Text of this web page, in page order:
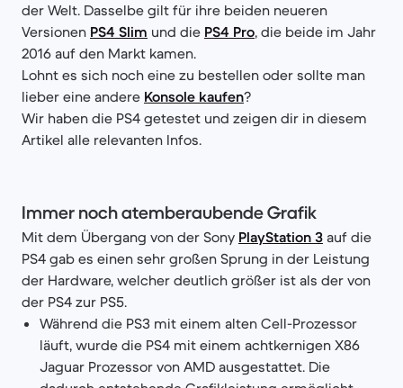
der Welt. Dasselbe gilt für ihre beiden neueren
Versionen PS4 Slim und die PS4 Pro, die beide im Jahr
2016 auf den Markt kamen.
Lohnt es sich noch eine zu bestellen oder sollte man
lieber eine andere Konsole kaufen?
Wir haben die PS4 getestet und zeigen dir in diesem
Artikel alle relevanten Infos.
Immer noch atemberaubende Grafik
Mit dem Übergang von der Sony PlayStation 3 auf die
PS4 gab es einen sehr großen Sprung in der Leistung
der Hardware, welcher deutlich größer ist als der von
der PS4 zur PS5.
Während die PS3 mit einem alten Cell-Prozessor
läuft, wurde die PS4 mit einem achtkernigen X86
Jaguar Prozessor von AMD ausgestattet. Die